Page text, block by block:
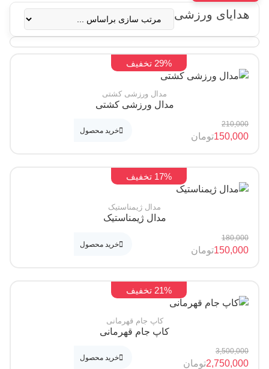
ورزشی
مدال ورزشی کشتی
مدال ورزشی کشتی
تومان
خرید محصول
مدال ژیمناستیک
مدال ژیمناستیک
تومان
خرید محصول
کاپ جام قهرمانی
کاپ جام قهرمانی
تومان
خرید محصول